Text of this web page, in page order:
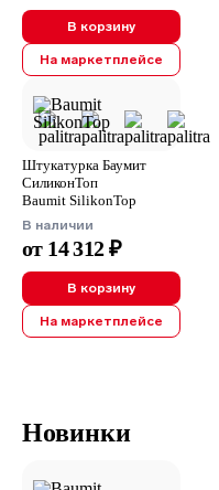
В корзину
На маркетплейсе
Штукатурка Баумит
СиликонТоп
Baumit SilikonTop
В наличии
от 14 312 ₽
В корзину
На маркетплейсе
Новинки